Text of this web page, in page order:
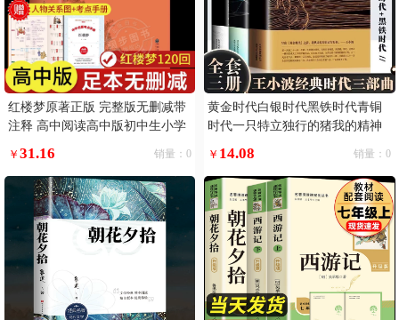
红楼梦原著正版 完整版无删减带
注释 高中阅读高中版初中生小学
著推荐阅读书籍 古典文学四大名
著
￥ 31.16 销量：0
黄金时代白银时代黑铁时代青铜
时代一只特立独行的猪我的精神
小波经典文学作品书籍无删三部
你的
￥ 14.08 销量：0